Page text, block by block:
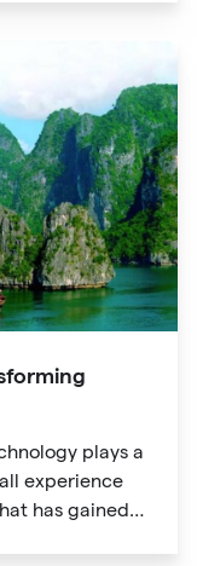
plays a
experience
has gained